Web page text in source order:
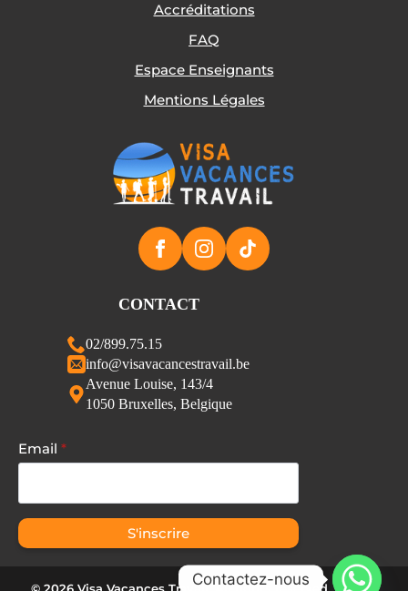
Accréditations
FAQ
Espace Enseignants
Mentions Légales
CONTACT
02/899.75.15
info@visavacancestravail.be
Avenue Louise, 143/4
1050 Bruxelles, Belgique
Email *
S'inscrire
Contactez-nous